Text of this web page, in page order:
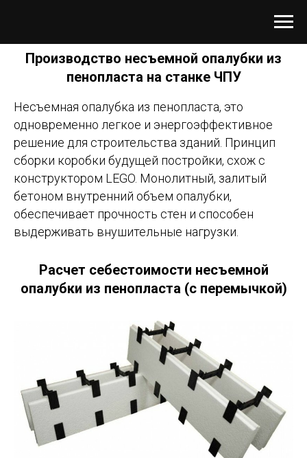
Производство несъемной опалубки из
пенопласта на станке ЧПУ
Несъемная опалубка из пенопласта, это
одновременно легкое и энергоэффективное
решение для строительства зданий. Принцип
сборки коробки будущей постройки, схож с
конструктором LEGO. Монолитный, залитый
бетоном внутренний объем опалубки,
обеспечивает прочность стен и способен
выдерживать внушительные нагрузки.
Расчет себестоимости несъемной
опалубки из пенопласта (с перемычкой)